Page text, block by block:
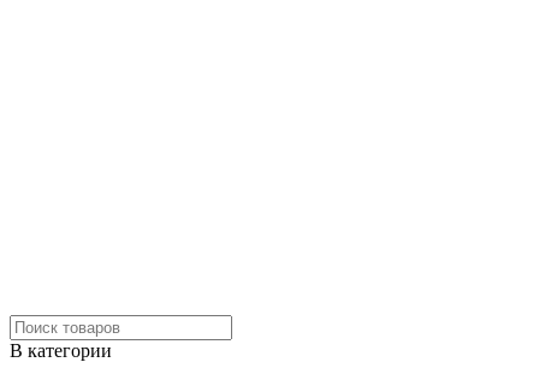
В категории